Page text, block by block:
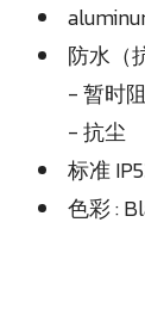
防水（
- 暂时
- 抗尘
标准
色彩 :